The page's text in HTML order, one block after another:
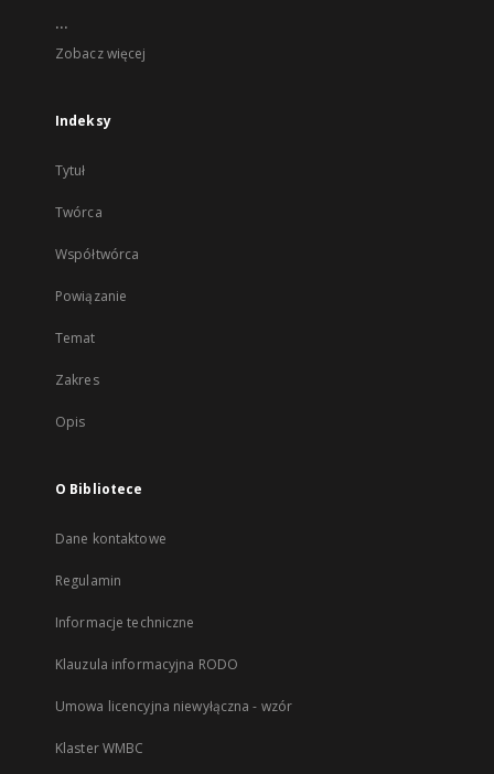
...
Zobacz więcej
Indeksy
Tytuł
Twórca
Współtwórca
Powiązanie
Temat
Zakres
Opis
O Bibliotece
Dane kontaktowe
Regulamin
Informacje techniczne
Klauzula informacyjna RODO
Umowa licencyjna niewyłączna - wzór
Klaster WMBC